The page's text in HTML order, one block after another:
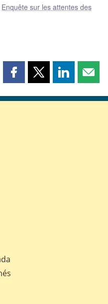
Enquête sur les attentes des
Partager
page
Partager
page
Partager
page page